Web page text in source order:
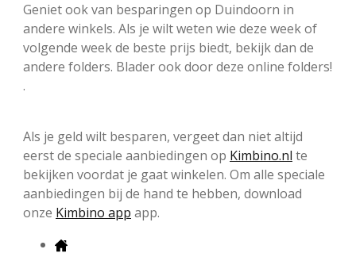
Geniet ook van besparingen op Duindoorn in
andere winkels. Als je wilt weten wie deze week of
volgende week de beste prijs biedt, bekijk dan de
andere folders. Blader ook door deze online folders!
.
Als je geld wilt besparen, vergeet dan niet altijd
eerst de speciale aanbiedingen op Kimbino.nl te
bekijken voordat je gaat winkelen. Om alle speciale
aanbiedingen bij de hand te hebben, download
onze Kimbino app app.